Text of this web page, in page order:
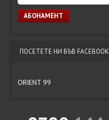
ПОСЕТЕТЕ НИ ВЪВ FACEBOOK
ORIENT 99